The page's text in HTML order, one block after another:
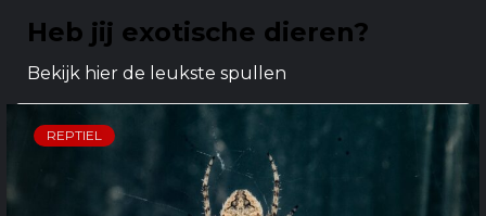
Heb jij exotische dieren?
Bekijk hier de leukste spullen
REPTIEL